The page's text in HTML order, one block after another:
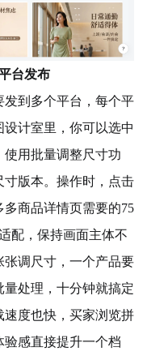
台发布
到多个平台，每个平
计室里，你可以选中
用批量调整尺寸功
版本。操作时，点击
商品详情页需要的75
配，保持画面主体不
调尺寸，一个产品要
处理，十分钟就搞定
度也快，买家浏览拼
感直接提升一个档